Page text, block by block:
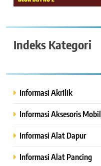
Indeks Kategori
Informasi Akrilik
Informasi Aksesoris Mobil
Informasi Alat Dapur
Informasi Alat Pancing